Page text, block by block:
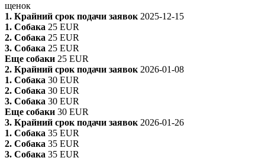
щенок
1. Крайний срок подачи заявок 2025-12-15
1. Собака 25 EUR
2. Собака 25 EUR
3. Собака 25 EUR
Еще собаки 25 EUR
2. Крайний срок подачи заявок 2026-01-08
1. Собака 30 EUR
2. Собака 30 EUR
3. Собака 30 EUR
Еще собаки 30 EUR
3. Крайний срок подачи заявок 2026-01-26
1. Собака 35 EUR
2. Собака 35 EUR
3. Собака 35 EUR